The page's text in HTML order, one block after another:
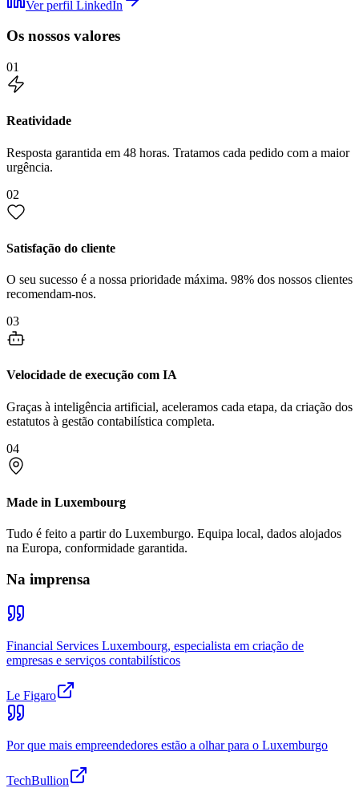
Ver perfil LinkedIn
Os nossos valores
01
Reatividade
Resposta garantida em 48 horas. Tratamos cada pedido com a maior
urgência.
02
Satisfação do cliente
O seu sucesso é a nossa prioridade máxima. 98% dos nossos clientes
recomendam-nos.
03
Velocidade de execução com IA
Graças à inteligência artificial, aceleramos cada etapa, da criação dos
estatutos à gestão contabilística completa.
04
Made in Luxembourg
Tudo é feito a partir do Luxemburgo. Equipa local, dados alojados
na Europa, conformidade garantida.
Na imprensa
Financial Services Luxembourg, especialista em criação de
empresas e serviços contabilísticos
Le Figaro
Por que mais empreendedores estão a olhar para o Luxemburgo
TechBullion